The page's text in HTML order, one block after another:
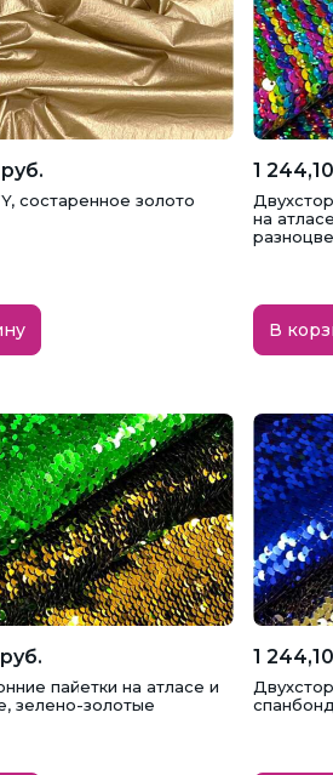
состаренное золото
1
на
В
пайетки на атласе и
зелено-золотые
1